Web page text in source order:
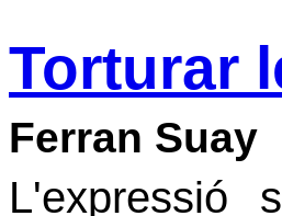
Torturar
Ferran Suay
L'expressió